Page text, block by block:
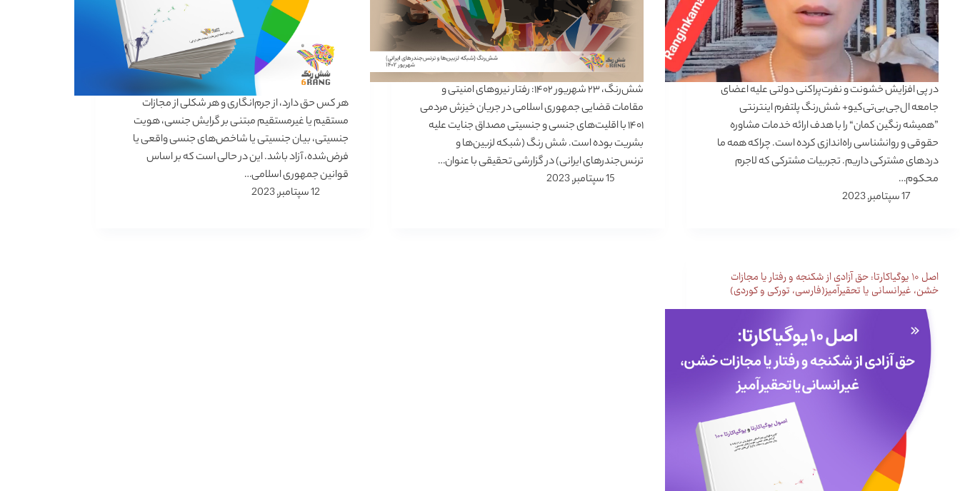
در پی افزایش خشونت و نفرت‌پراکنی دولتی علیه اعضای
جامعه ال‌جی‌بی‌تی‌کیو+ شش‌رنگ پلتفرم اینترنتی
”همیشه رنگین کمان“ را با هدف ارائه خدمات مشاوره
حقوقی و روانشناسی راه‌اندازی کرده است. چراکه همه ما
دردهای مشترکی داریم. تجربیات مشترکی که لاجرم
محکوم…
17 سپتامبر, 2023
شش‌رنگ، ۲۳ شهریور ۱۴۰۲: رفتار نیروهای امنیتی و
مقامات قضایی جمهوری اسلامی در جریان خیزش مردمی
۱۴۰۱ با اقلیت‌های جنسی و جنسیتی مصداق جنایت علیه
بشریت بوده است. شش رنگ (شبکه لزبین‌­ها و
ترنس‌جندرهای ایرانی) در گزارشی تحقیقی با عنوان…
15 سپتامبر, 2023
هر کس حق دارد، از جرم‌انگاری و هر شکلی از مجازات
مستقیم یا غیرمستقیم مبتنی بر گرایش جنسی،‌ هویت
جنسیتی، بیان جنسیتی یا شاخص‌های جنسی واقعی یا
فرض‌شده، آزاد باشد. این در حالی است که بر اساس
قوانین جمهوری اسلامی…
12 سپتامبر, 2023
اصل ۱۰ یوگیاکارتا: حق آزادی از شکنجه و رفتار یا مجازات
خشن، غیرانسانی یا تحقیرآمیز(فارسی، تورکی و کوردی)